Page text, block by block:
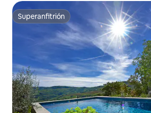
Superanfitrión
Superanfitrión